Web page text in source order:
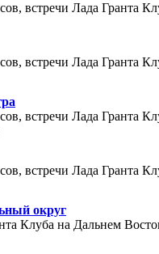
встречи Лада Гранта
встречи Лада Гранта
встречи Лада Гранта
встречи Лада Гранта
округ
Клуба на Дальнем